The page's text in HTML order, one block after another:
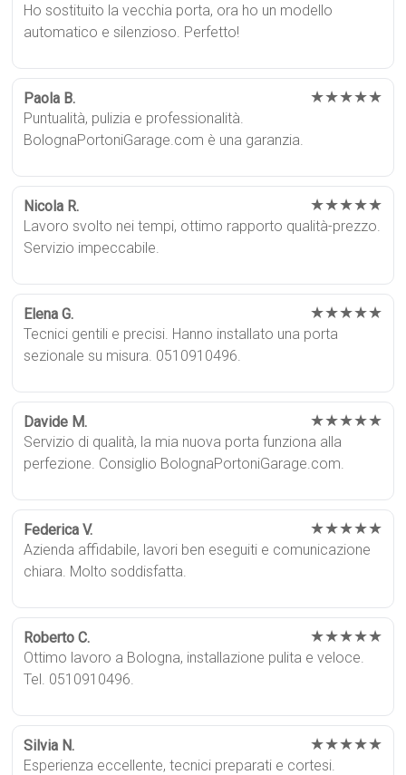
Ho sostituito la vecchia porta, ora ho un modello
automatico e silenzioso. Perfetto!
Paola B. ★★★★★
Puntualità, pulizia e professionalità.
BolognaPortoniGarage.com è una garanzia.
Nicola R. ★★★★★
Lavoro svolto nei tempi, ottimo rapporto qualità-prezzo.
Servizio impeccabile.
Elena G. ★★★★★
Tecnici gentili e precisi. Hanno installato una porta
sezionale su misura. 0510910496.
Davide M. ★★★★★
Servizio di qualità, la mia nuova porta funziona alla
perfezione. Consiglio BolognaPortoniGarage.com.
Federica V. ★★★★★
Azienda affidabile, lavori ben eseguiti e comunicazione
chiara. Molto soddisfatta.
Roberto C. ★★★★★
Ottimo lavoro a Bologna, installazione pulita e veloce.
Tel. 0510910496.
Silvia N. ★★★★★
Esperienza eccellente, tecnici preparati e cortesi.